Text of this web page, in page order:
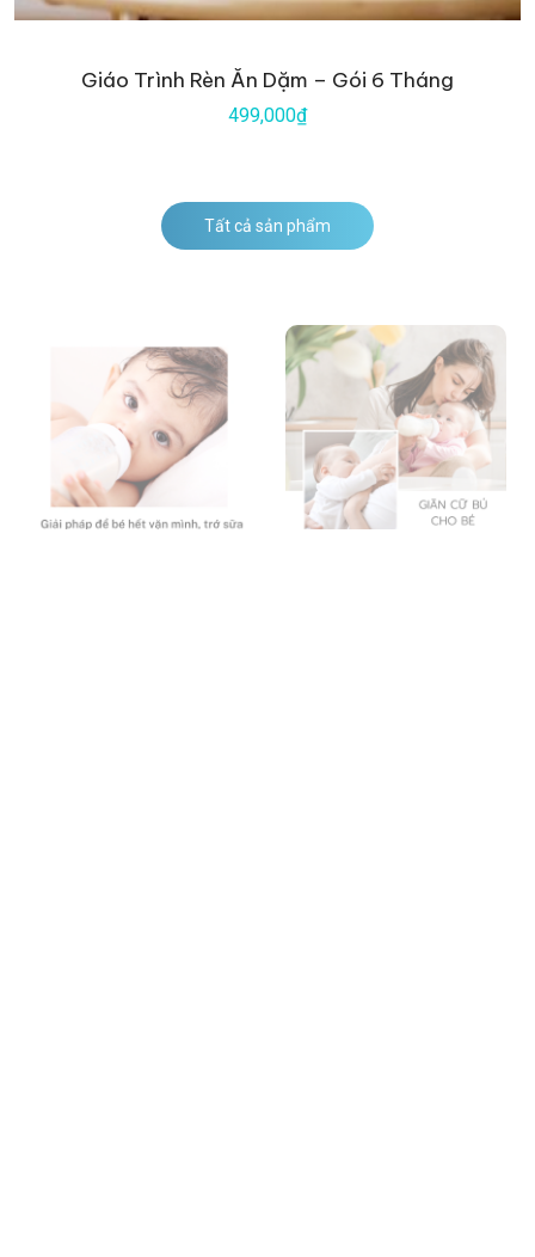
Giáo Trình Rèn Ăn Dặm – Gói 6 Tháng
499,000₫
Tất cả sản phẩm